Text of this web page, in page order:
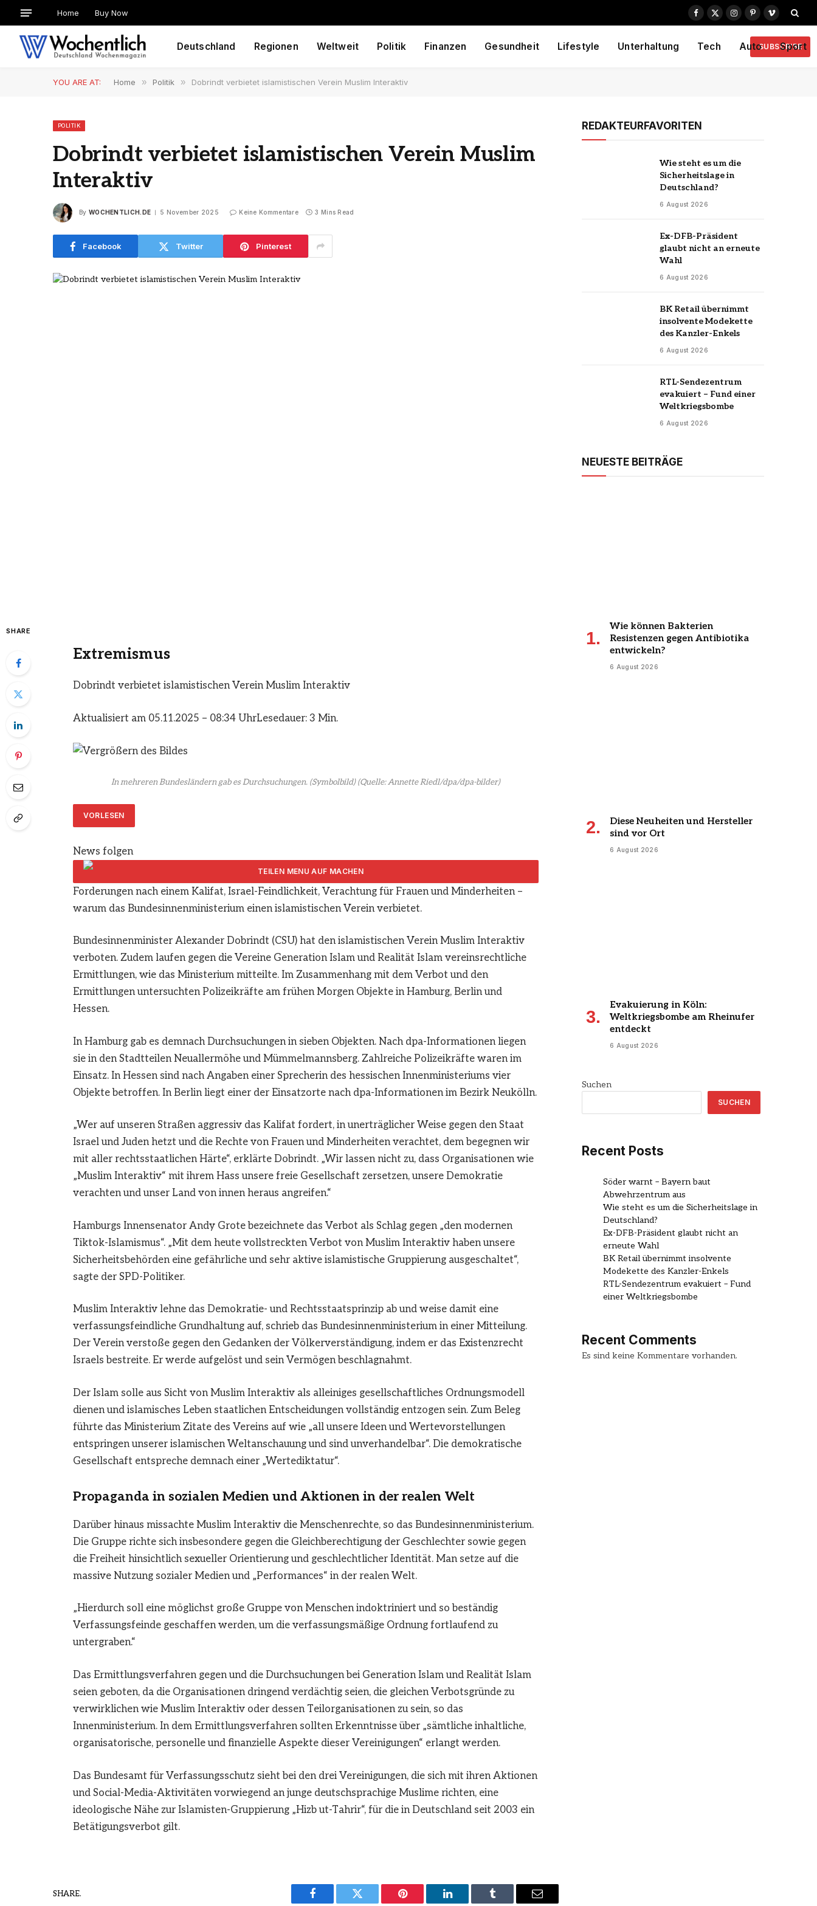
Home Buy Now
Facebook
X
Instagram
PinterestVimeo
Deutschland Regionen Weltweit Politik Finanzen Gesundheit Lifestyle Unterhaltung Tech Auto Sport
SUBSCRIBE
YOU ARE AT: Home » Politik » Dobrindt verbietet islamistischen Verein Muslim Interaktiv
POLITIK
Dobrindt verbietet islamistischen Verein Muslim
Interaktiv
By WOCHENTLICH.DE 5 November 2025 Keine Kommentare 3 Mins Read
Facebook Twitter Pinterest
SHARE
Extremismus
Dobrindt verbietet islamistischen Verein Muslim Interaktiv
Aktualisiert am 05.11.2025 – 08:34 UhrLesedauer: 3 Min.
In mehreren Bundesländern gab es Durchsuchungen. (Symbolbild)(Quelle: Annette Riedl/dpa/dpa-bilder)
VORLESEN
News folgen
ARTIKEL TEILEN
Forderungen nach einem Kalifat, Israel-Feindlichkeit, Verachtung für Frauen und Minderheiten –
warum das Bundesinnenministerium einen islamistischen Verein verbietet.
Bundesinnenminister Alexander Dobrindt (CSU) hat den islamistischen Verein Muslim Interaktiv
verboten. Zudem laufen gegen die Vereine Generation Islam und Realität Islam vereinsrechtliche
Ermittlungen, wie das Ministerium mitteilte. Im Zusammenhang mit dem Verbot und den
Ermittlungen untersuchten Polizeikräfte am frühen Morgen Objekte in Hamburg, Berlin und
Hessen.
In Hamburg gab es demnach Durchsuchungen in sieben Objekten. Nach dpa-Informationen liegen
sie in den Stadtteilen Neuallermöhe und Mümmelmannsberg. Zahlreiche Polizeikräfte waren im
Einsatz. In Hessen sind nach Angaben einer Sprecherin des hessischen Innenministeriums vier
Objekte betroffen. In Berlin liegt einer der Einsatzorte nach dpa-Informationen im Bezirk Neukölln.
„Wer auf unseren Straßen aggressiv das Kalifat fordert, in unerträglicher Weise gegen den Staat
Israel und Juden hetzt und die Rechte von Frauen und Minderheiten verachtet, dem begegnen wir
mit aller rechtsstaatlichen Härte“, erklärte Dobrindt. „Wir lassen nicht zu, dass Organisationen wie
„Muslim Interaktiv“ mit ihrem Hass unsere freie Gesellschaft zersetzen, unsere Demokratie
verachten und unser Land von innen heraus angreifen.“
Hamburgs Innensenator Andy Grote bezeichnete das Verbot als Schlag gegen „den modernen
Tiktok-Islamismus“. „Mit dem heute vollstreckten Verbot von Muslim Interaktiv haben unsere
Sicherheitsbehörden eine gefährliche und sehr aktive islamistische Gruppierung ausgeschaltet“,
sagte der SPD-Politiker.
Muslim Interaktiv lehne das Demokratie- und Rechtsstaatsprinzip ab und weise damit eine
verfassungsfeindliche Grundhaltung auf, schrieb das Bundesinnenministerium in einer Mitteilung.
Der Verein verstoße gegen den Gedanken der Völkerverständigung, indem er das Existenzrecht
Israels bestreite. Er werde aufgelöst und sein Vermögen beschlagnahmt.
Der Islam solle aus Sicht von Muslim Interaktiv als alleiniges gesellschaftliches Ordnungsmodell
dienen und islamisches Leben staatlichen Entscheidungen vollständig entzogen sein. Zum Beleg
führte das Ministerium Zitate des Vereins auf wie „all unsere Ideen und Wertevorstellungen
entspringen unserer islamischen Weltanschauung und sind unverhandelbar“. Die demokratische
Gesellschaft entspreche demnach einer „Wertediktatur“.
Propaganda in sozialen Medien und Aktionen in der realen Welt
Darüber hinaus missachte Muslim Interaktiv die Menschenrechte, so das Bundesinnenministerium.
Die Gruppe richte sich insbesondere gegen die Gleichberechtigung der Geschlechter sowie gegen
die Freiheit hinsichtlich sexueller Orientierung und geschlechtlicher Identität. Man setze auf die
massive Nutzung sozialer Medien und „Performances“ in der realen Welt.
„Hierdurch soll eine möglichst große Gruppe von Menschen indoktriniert und so beständig
Verfassungsfeinde geschaffen werden, um die verfassungsmäßige Ordnung fortlaufend zu
untergraben.“
Das Ermittlungsverfahren gegen und die Durchsuchungen bei Generation Islam und Realität Islam
seien geboten, da die Organisationen dringend verdächtig seien, die gleichen Verbotsgründe zu
verwirklichen wie Muslim Interaktiv oder dessen Teilorganisationen zu sein, so das
Innenministerium. In dem Ermittlungsverfahren sollten Erkenntnisse über „sämtliche inhaltliche,
organisatorische, personelle und finanzielle Aspekte dieser Vereinigungen“ erlangt werden.
Das Bundesamt für Verfassungsschutz sieht bei den drei Vereinigungen, die sich mit ihren Aktionen
und Social-Media-Aktivitäten vorwiegend an junge deutschsprachige Muslime richten, eine
ideologische Nähe zur Islamisten-Gruppierung „Hizb ut-Tahrir“, für die in Deutschland seit 2003 ein
Betätigungsverbot gilt.
SHARE.
Facebook Twitter Pinterest LinkedIn Tumblr Email
REDAKTEURFAVORITEN
Wie steht es um die
Sicherheitslage in
Deutschland?
6 August 2026
Ex-DFB-Präsident
glaubt nicht an erneute
Wahl
6 August 2026
BK Retail übernimmt
insolvente Modekette
des Kanzler-Enkels
6 August 2026
RTL-Sendezentrum
evakuiert – Fund einer
Weltkriegsbombe
6 August 2026
NEUESTE BEITRÄGE
Wie können Bakterien
Resistenzen gegen Antibiotika
entwickeln?
6 August 2026
Diese Neuheiten und Hersteller
sind vor Ort
6 August 2026
Evakuierung in Köln:
Weltkriegsbombe am Rheinufer
entdeckt
6 August 2026
Suchen
SUCHEN
Recent Posts
Söder warnt – Bayern baut
Abwehrzentrum aus
Wie steht es um die Sicherheitslage in
Deutschland?
Ex-DFB-Präsident glaubt nicht an
erneute Wahl
BK Retail übernimmt insolvente
Modekette des Kanzler-Enkels
RTL-Sendezentrum evakuiert – Fund
einer Weltkriegsbombe
Recent Comments
Es sind keine Kommentare vorhanden.